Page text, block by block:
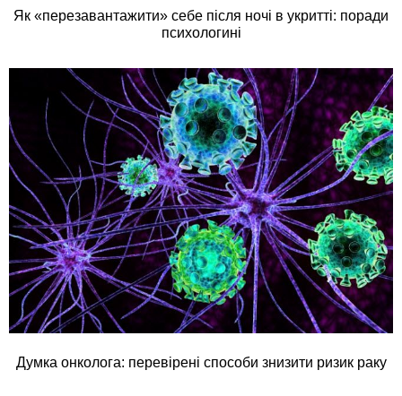
Як «перезавантажити» себе після ночі в укритті: поради
психологині
Думка онколога: перевірені способи знизити ризик раку